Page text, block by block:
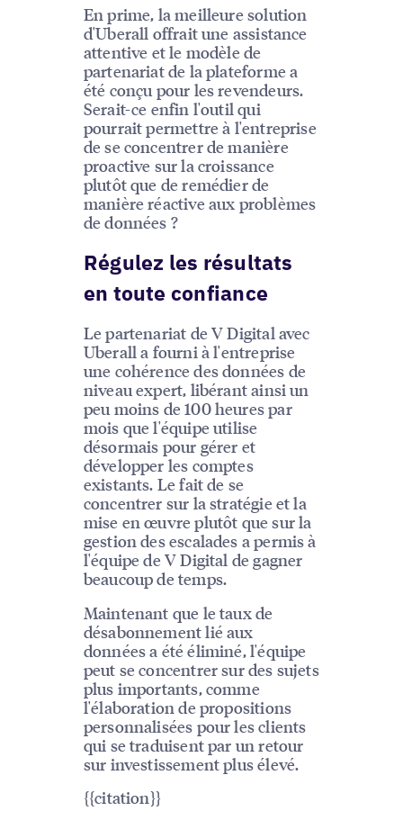
En prime, la meilleure solution
d'Uberall offrait une assistance
attentive et le modèle de
partenariat de la plateforme a
été conçu pour les revendeurs.
Serait-ce enfin l'outil qui
pourrait permettre à l'entreprise
de se concentrer de manière
proactive sur la croissance
plutôt que de remédier de
manière réactive aux problèmes
de données ?
Régulez les résultats
en toute confiance
Le partenariat de V Digital avec
Uberall a fourni à l'entreprise
une cohérence des données de
niveau expert, libérant ainsi un
peu moins de 100 heures par
mois que l'équipe utilise
désormais pour gérer et
développer les comptes
existants. Le fait de se
concentrer sur la stratégie et la
mise en œuvre plutôt que sur la
gestion des escalades a permis à
l'équipe de V Digital de gagner
beaucoup de temps.
Maintenant que le taux de
désabonnement lié aux
données a été éliminé, l'équipe
peut se concentrer sur des sujets
plus importants, comme
l'élaboration de propositions
personnalisées pour les clients
qui se traduisent par un retour
sur investissement plus élevé.
{{citation}}